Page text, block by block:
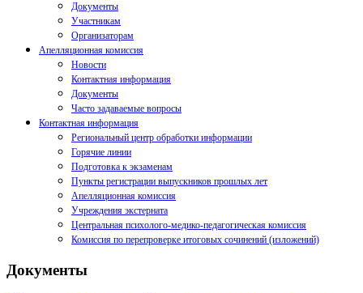
Документы
Участникам
Организаторам
Апелляционная комиссия
Новости
Контактная информация
Документы
Часто задаваемые вопросы
Контактная информация
Региональный центр обработки информации
Горячие линии
Подготовка к экзаменам
Пункты регистрации выпускников прошлых лет
Апелляционная комиссия
Учреждения экстерната
Центральная психолого-медико-педагогическая комиссия
Комиссия по перепроверке итоговых сочинений (изложений)
Документы